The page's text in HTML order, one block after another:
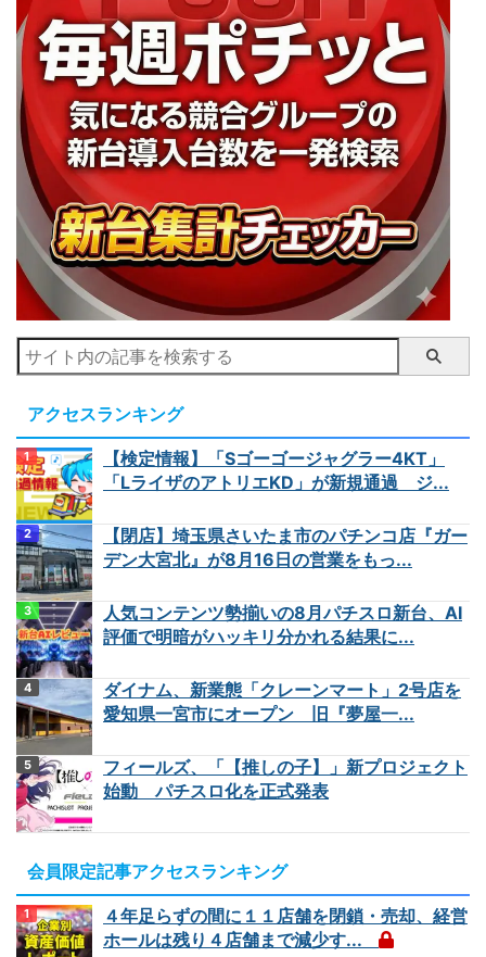
アクセスランキング
【検定情報】「Sゴーゴージャグラー4KT」
「LライザのアトリエKD」が新規通過 ジ...
【閉店】埼玉県さいたま市のパチンコ店『ガー
デン大宮北』が8月16日の営業をもっ...
人気コンテンツ勢揃いの8月パチスロ新台、AI
評価で明暗がハッキリ分かれる結果に...
ダイナム、新業態「クレーンマート」2号店を
愛知県一宮市にオープン 旧『夢屋一...
フィールズ、「【推しの子】」新プロジェクト
始動 パチスロ化を正式発表
会員限定記事アクセスランキング
４年足らずの間に１１店舗を閉鎖・売却、経営
ホールは残り４店舗まで減少す...